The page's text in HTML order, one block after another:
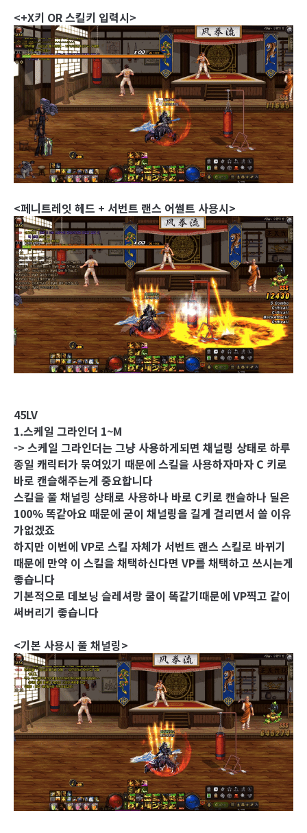
<+X키 OR 스킬키 입력시>
<페니트레잇 헤드 + 서번트 랜스 어썰트 사용시>
45LV
1.스케일 그라인더 1~M
-> 스케일 그라인더는 그냥 사용하게되면 채널링 상태로 하루
종일 캐릭터가 묶여있기 때문에 스킬을 사용하자마자 C 키로
바로 캔슬해주는게 중요합니다
스킬을 풀 채널링 상태로 사용하나 바로 C키로 캔슬하나 딜은
100% 똑같아요 때문에 굳이 채널링을 길게 걸리면서 쓸 이유
가없겠죠
하지만 이번에 VP로 스킬 자체가 서번트 랜스 스킬로 바뀌기
때문에 만약 이 스킬을 채택하신다면 VP를 채택하고 쓰시는게
좋습니다
기본적으로 데보닝 슬레셔랑 쿨이 똑같기때문에 VP찍고 같이
써버리기 좋습니다
<기본 사용시 풀 채널링>